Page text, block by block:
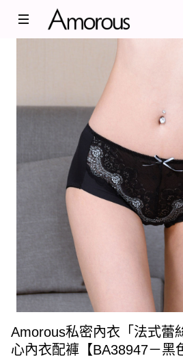
Amorous私密內衣「法式蕾
心內衣配褲【BA38947－黑